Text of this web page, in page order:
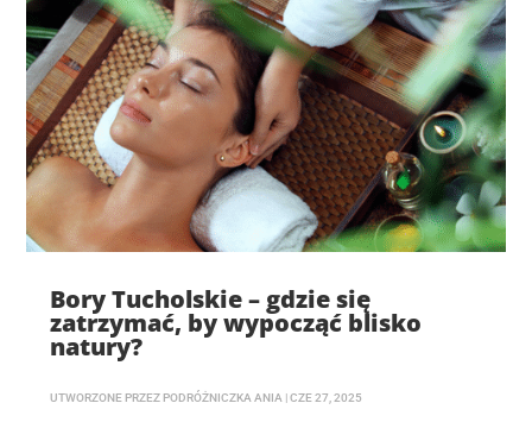
Bory Tucholskie – gdzie się
zatrzymać, by wypocząć blisko
natury?
UTWORZONE PRZEZ PODRÓŻNICZKA ANIA |CZE 27, 2025